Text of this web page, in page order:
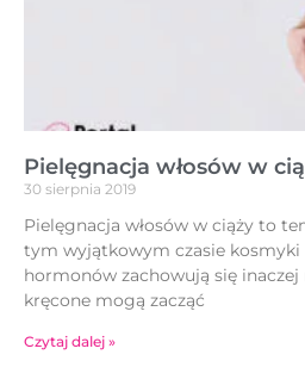
Pielęgnacja włosów w
30 sierpnia 2019
Pielęgnacja włosów w ciąży to
tym wyjątkowym czasie kosmyki
hormonów zachowują się inaczej
kręcone mogą zacząć
Czytaj dalej »